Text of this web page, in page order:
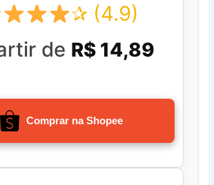
✰ (4.9)
de R$ 14,89
Comprar na Shopee